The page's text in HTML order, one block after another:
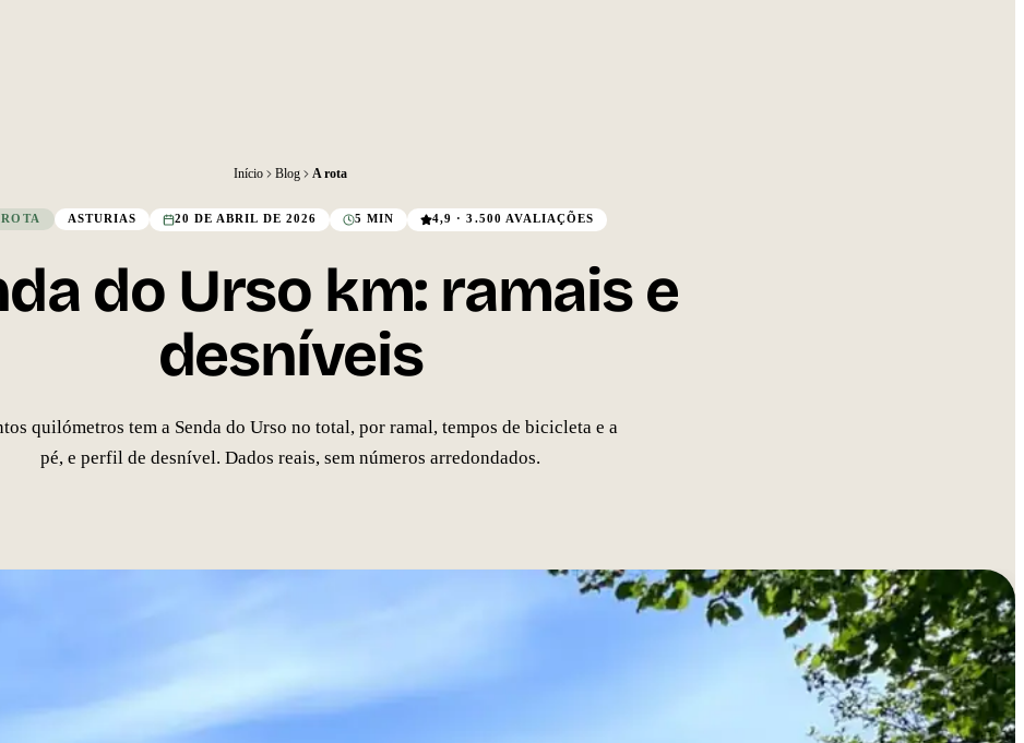
Início Blog A rota
ASTURIAS 20 DE ABRIL DE 2026 5 MIN 4,9 · 3.500 AVALIAÇÕES
do Urso km: ramais e
desníveis
quilómetros tem a Senda do Urso no total, por ramal, tempos de bicicleta e a
pé, e perfil de desnível. Dados reais, sem números arredondados.